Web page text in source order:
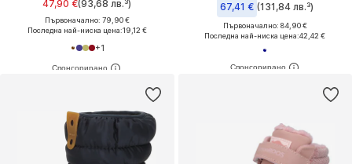
47,90 €(93,68 лв.³)
Първоначално: 79,90 €
Последна най-ниска цена:19,12 €
+1
67,41 € (131,84 лв.³)
Първоначално: 84,90 €
Последна най-ниска цена:42,42 €